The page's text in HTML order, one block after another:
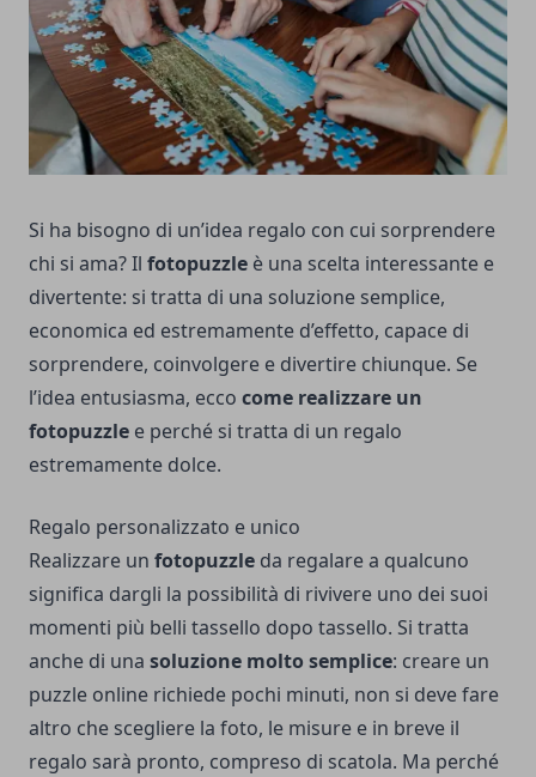
Si ha bisogno di un’idea regalo con cui sorprendere
chi si ama? Il fotopuzzle è una scelta interessante e
divertente: si tratta di una soluzione semplice,
economica ed estremamente d’effetto, capace di
sorprendere, coinvolgere e divertire chiunque. Se
l’idea entusiasma, ecco come realizzare un
fotopuzzle e perché si tratta di un regalo
estremamente dolce.
Regalo personalizzato e unico
Realizzare un fotopuzzle da regalare a qualcuno
significa dargli la possibilità di rivivere uno dei suoi
momenti più belli tassello dopo tassello. Si tratta
anche di una soluzione molto semplice: creare un
puzzle online richiede pochi minuti, non si deve fare
altro che scegliere la foto, le misure e in breve il
regalo sarà pronto, compreso di scatola. Ma perché